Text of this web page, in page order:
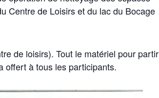
Centre de Loisirs et du lac du Bocage
de loisirs). Tout le matériel pour partir
offert à tous les participants.